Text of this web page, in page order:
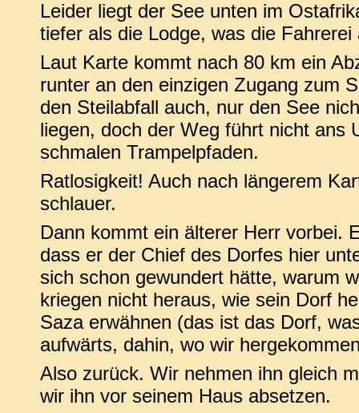
Leider liegt der See unten im
tiefer als die Lodge, was die
Laut Karte kommt nach 80 km ein
runter an den einzigen Zugang zum
den Steilabfall auch, nur den See
liegen, doch der Weg führt nicht ans
schmalen Trampelpfaden.
Ratlosigkeit! Auch nach längerem
schlauer.
Dann kommt ein älterer Herr vorbei.
dass er der Chief des Dorfes hier
sich schon gewundert hätte, warum
kriegen nicht heraus, wie sein Dorf
Saza erwähnen (das ist das Dorf,
aufwärts, dahin, wo wir
Also zurück. Wir nehmen ihn gleich
wir ihn vor seinem Haus absetzen.